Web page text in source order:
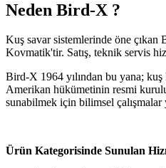
Neden Bird-X ?
Kuş savar sistemlerinde öne çıkan
Kovmatik'tir. Satış, teknik servis
Bird-X 1964 yılından bu yana;
Amerikan hükümetinin resmi
sunabilmek için bilimsel
Ürün Kategorisinde Sunulan